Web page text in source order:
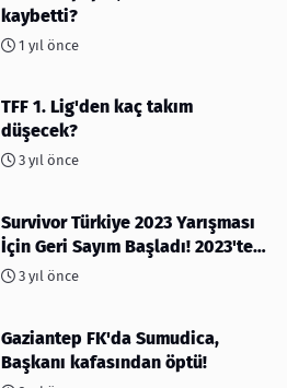
kaybetti?
1 yıl önce
TFF 1. Lig'den kaç takım
düşecek?
3 yıl önce
Survivor Türkiye 2023 Yarışması
İçin Geri Sayım Başladı! 2023'te
kimler var?
3 yıl önce
Gaziantep FK'da Sumudica,
Başkanı kafasından öptü!